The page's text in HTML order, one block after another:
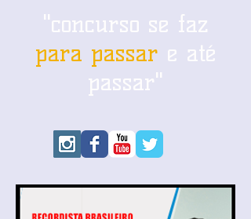
"concurso se faz
para passar e até
passar"